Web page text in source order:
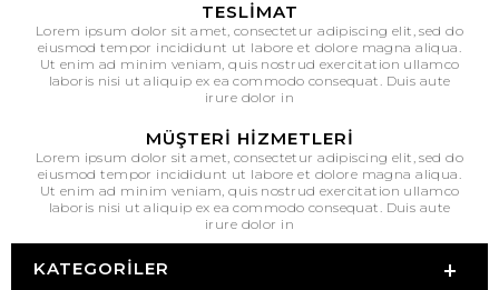
TESLIMAT
Lorem ipsum dolor sit amet, consectetur adipiscing elit, sed do
eiusmod tempor incididunt ut labore et dolore magna aliqua.
Ut enim ad minim veniam, quis nostrud exercitation ullamco
laboris nisi ut aliquip ex ea commodo consequat. Duis aute
irure dolor in
MÜŞTERI HIZMETLERI
Lorem ipsum dolor sit amet, consectetur adipiscing elit, sed do
eiusmod tempor incididunt ut labore et dolore magna aliqua.
Ut enim ad minim veniam, quis nostrud exercitation ullamco
laboris nisi ut aliquip ex ea commodo consequat. Duis aute
irure dolor in
KATEGORILER